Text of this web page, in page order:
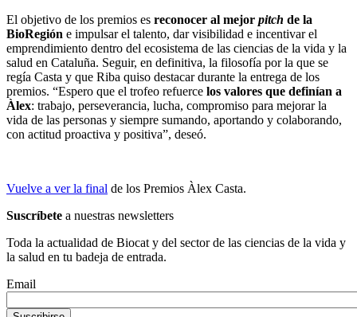
El objetivo de los premios es reconocer al mejor pitch de la
BioRegión e impulsar el talento, dar visibilidad e incentivar el
emprendimiento dentro del ecosistema de las ciencias de la vida y la
salud en Cataluña. Seguir, en definitiva, la filosofía por la que se
regía Casta y que Riba quiso destacar durante la entrega de los
premios. “Espero que el trofeo refuerce los valores que definían a
Àlex: trabajo, perseverancia, lucha, compromiso para mejorar la
vida de las personas y siempre sumando, aportando y colaborando,
con actitud proactiva y positiva”, deseó.
Vuelve a ver la final de los Premios Àlex Casta.
Suscríbete a nuestras newsletters
Toda la actualidad de Biocat y del sector de las ciencias de la vida y
la salud en tu badeja de entrada.
Email